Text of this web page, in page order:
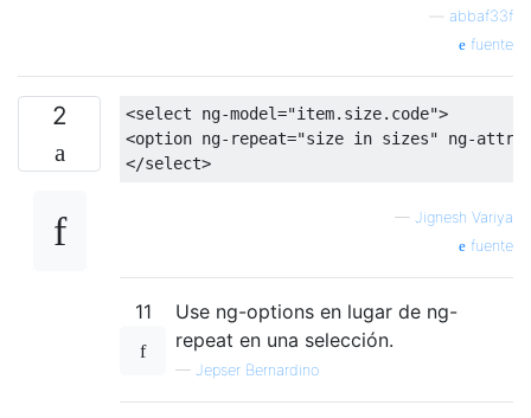
abbaf33f
fuente
2 <select ng-model="item.size.code">
<option ng-repeat="size in sizes"
ng-attr-
</select>
— Jignesh Variya
fuente
11
Use ng-options en lugar de ng-
repeat en una selección.
— Jepser Bernardino